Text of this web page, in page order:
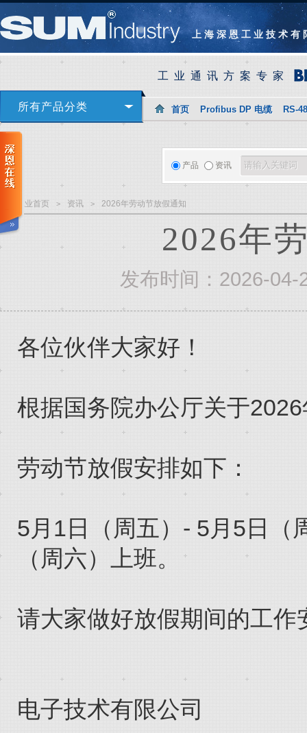
上海深恩工业技术有
工业通讯方案专家
所有产品分类 首页 Profibus DP 电缆 RS-
产品 资讯
深恩工业首页 > 资讯 > 2026年劳动节放假通知
2026年
发布时间：2026-04-
各位伙伴大家好！
根据国务院办公厅关于
劳动节放假安排如下：
5月1日（周五）- 5月5日（
（周六）上班。
请大家做好放假期间的工作
上
电子技术有限公司